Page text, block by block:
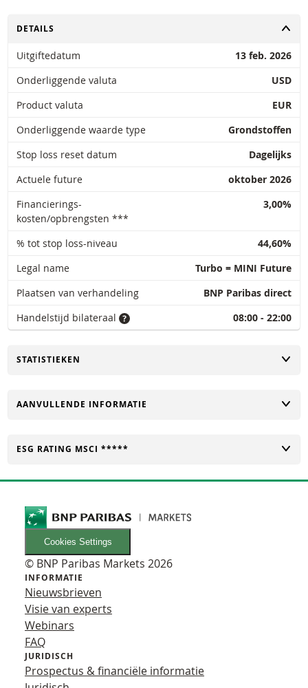
TOGGLE
DETAILS
Uitgiftedatum
13 feb. 2026
Onderliggende valuta
USD
Product valuta
EUR
Onderliggende waarde type
Grondstoffen
Stop loss reset datum
Dagelijks
Actuele future
oktober 2026
Financierings-
kosten/opbrengsten ***
3,00%
% tot stop loss-niveau
44,60%
Legal name
Turbo = MINI Future
Plaatsen van verhandeling
BNP Paribas direct
Handelstijd bilateraal
08:00 - 22:00
TOGGLE
STATISTIEKEN
TOGGLE
AANVULLENDE INFORMATIE
TOGGLE
ESG RATING MSCI *****
Cookies Settings
© BNP Paribas Markets 2026
INFORMATIE
Nieuwsbrieven
Visie van experts
Webinars
FAQ
JURIDISCH
Prospectus & financiële informatie